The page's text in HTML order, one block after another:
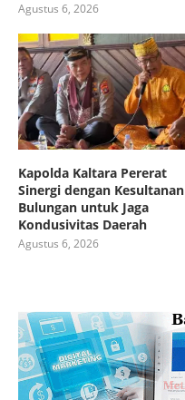
Agustus 6, 2026
Kapolda Kaltara Pererat
Sinergi dengan Kesultanan
Bulungan untuk Jaga
Kondusivitas Daerah
Agustus 6, 2026